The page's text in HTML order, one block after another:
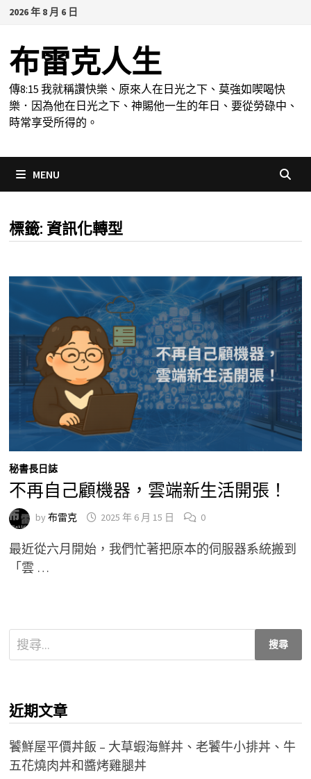
Skip
content
2026 年 8 月 6 日
布雷克人生
傳8:15 我就稱讚快樂、原來人在日光之下、莫強如喫喝快
樂．因為他在日光之下、神賜他一生的年日、要從勞碌中、
時常享受所得的。
MENU
標籤: 資訊化轉型
秘書長日誌
不再自己顧機器，雲端新生活開張！
by 布雷克 2025 年 6 月 15 日 0
最近從六月開始，我們忙著把原本的伺服器系統搬到
「雲 …
搜
尋
字:
近期文章
饕鮮屋平價丼飯 – 大草蝦海鮮丼、老饕牛小排丼、牛
五花燒肉丼和醬烤雞腿丼